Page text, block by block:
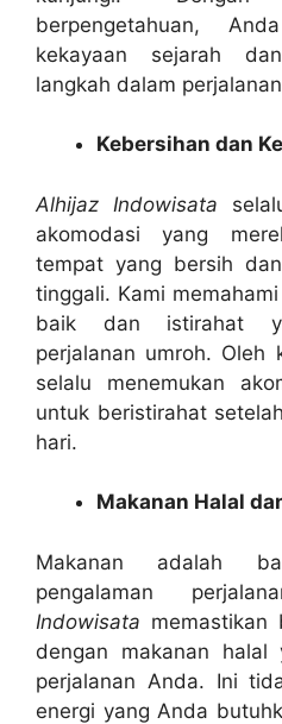
berpengetahuan,
kekayaan sejarah
langkah dalam
Kebersihan dan
Alhijaz Indowisata
akomodasi yang
tempat yang bersih
tinggali. Kami
baik dan istirahat
perjalanan umroh. Oleh
selalu menemukan
untuk beristirahat
hari.
Makanan Halal
Makanan adalah
pengalaman
Indowisata memastikan
dengan makanan halal
perjalanan Anda. Ini
energi yang Anda